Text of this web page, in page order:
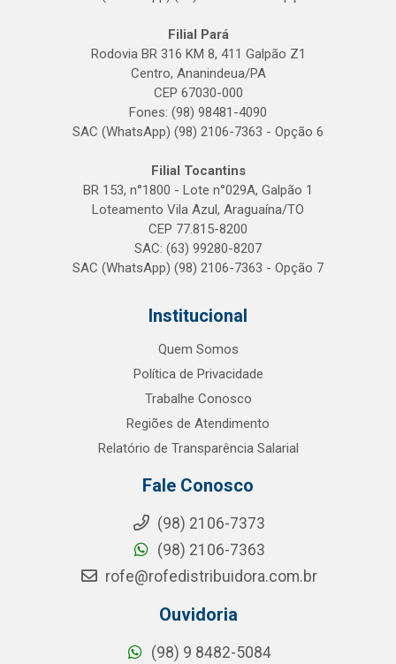
Filial Pará
Rodovia BR 316 KM 8, 411 Galpão Z1
Centro, Ananindeua/PA
CEP 67030-000
Fones: (98) 98481-4090
SAC (WhatsApp) (98) 2106-7363 - Opção 6
Filial Tocantins
BR 153, n°1800 - Lote n°029A, Galpão 1
Loteamento Vila Azul, Araguaína/TO
CEP 77.815-8200
SAC: (63) 99280-8207
SAC (WhatsApp) (98) 2106-7363 - Opção 7
Institucional
Quem Somos
Política de Privacidade
Trabalhe Conosco
Regiões de Atendimento
Relatório de Transparência Salarial
Fale Conosco
(98) 2106-7373
(98) 2106-7363
rofe@rofedistribuidora.com.br
Ouvidoria
(98) 9 8482-5084